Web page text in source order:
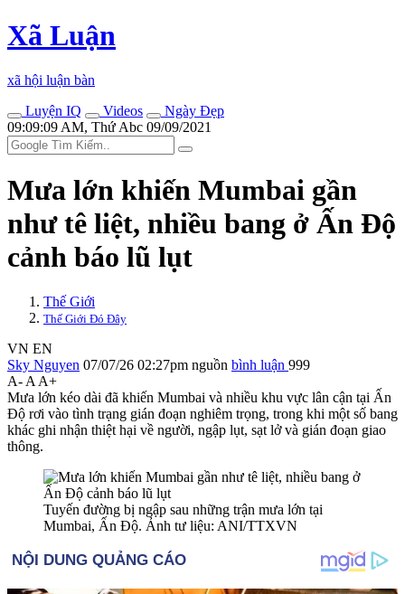
Xã Luận
xã hội luận bàn
Luyện IQ
Videos
Ngày Đẹp
09:09:09 AM, Thứ Abc 09/09/2021
Mưa lớn khiến Mumbai gần
như tê liệt, nhiều bang ở Ấn Độ
cảnh báo lũ lụt
Thế Giới
Thế Giới Đó Đây
VN EN
Sky Nguyen 07/07/26 02:27pm nguồn bình luận 999
A- A A+
Mưa lớn kéo dài đã khiến Mumbai và nhiều khu vực lân cận tại Ấn
Độ rơi vào tình trạng gián đoạn nghiêm trọng, trong khi một số bang
khác ghi nhận thiệt hại về người, ngập lụt, sạt lở và gián đoạn giao
thông.
Tuyến đường bị ngập sau những trận mưa lớn tại
Mumbai, Ấn Độ. Ảnh tư liệu: ANI/TTXVN